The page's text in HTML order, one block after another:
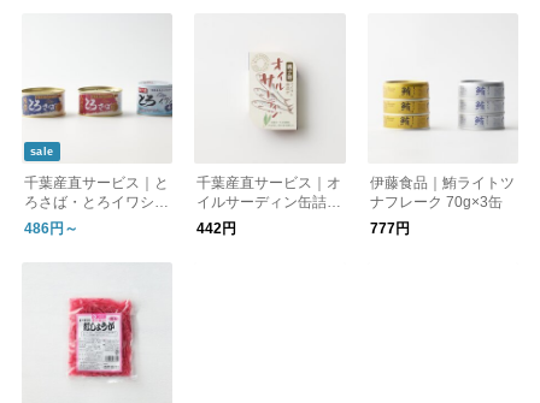
sale
千葉産直サービス｜と
ろさば・とろイワシ缶
詰
486円～
千葉産直サービス｜オ
イルサーディン缶詰
（まいわし油漬け）
442円
伊藤食品｜鮪ライトツ
ナフレーク 70g×3缶
777円